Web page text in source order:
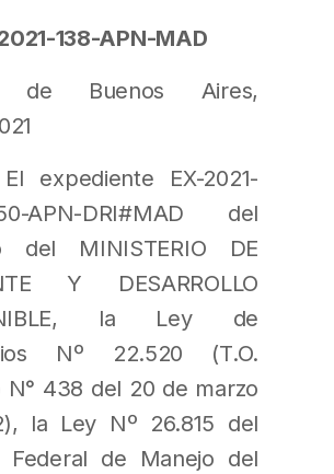
138-APN-MAD
de Buenos Aires,
expediente EX-2021-
APN-DRI#MAD del
del MINISTERIO DE
Y DESARROLLO
la Ley de
Nº 22.520 (T.O.
N° 438 del 20 de marzo
la Ley Nº 26.815 del
Federal de Manejo del